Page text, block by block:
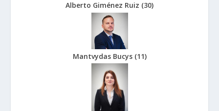
Alberto Giménez Ruiz (30)
Mantvydas Bucys (11)